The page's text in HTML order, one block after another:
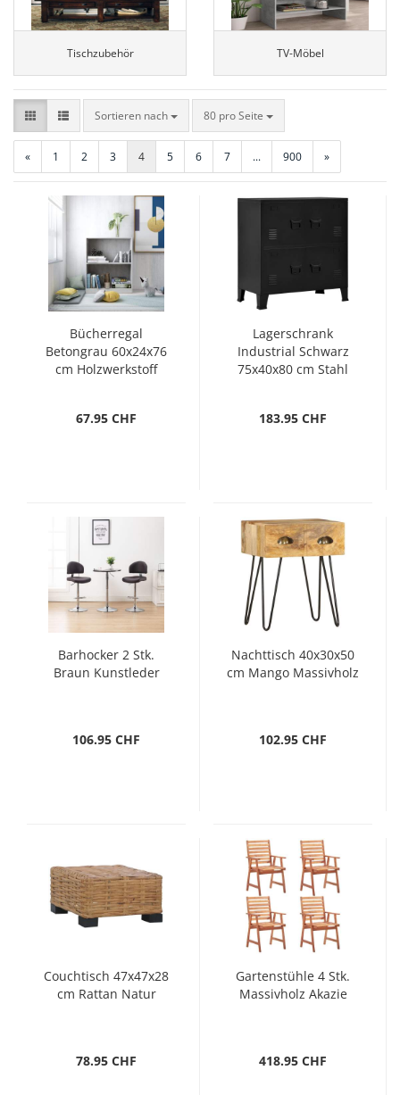
Tischzubehör TV-Möbel
Sortieren nach
Sortieren nach 80 pro Seite
pro Seite
« 1 2 3 4 5 6 7 ... 900 »
Bücherregal
Betongrau 60x24x76
cm Holzwerkstoff
67.95 CHF
Lagerschrank
Industrial Schwarz
75x40x80 cm Stahl
183.95 CHF
Barhocker 2 Stk.
Braun Kunstleder
106.95 CHF
Nachttisch 40x30x50
cm Mango Massivholz
102.95 CHF
Couchtisch 47x47x28
cm Rattan Natur
78.95 CHF
Gartenstühle 4 Stk.
Massivholz Akazie
418.95 CHF